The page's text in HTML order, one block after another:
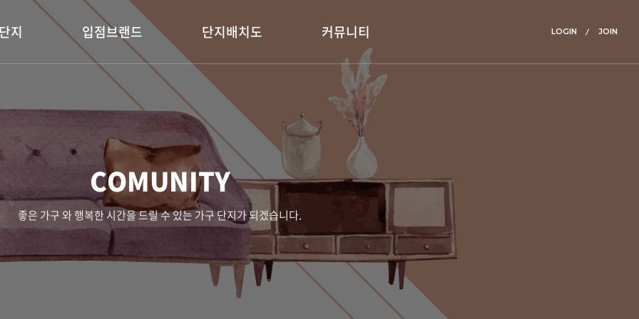
LOGIN JOIN
지 입점브랜드 단지배치도 커뮤니티
COMUNITY
좋은 가구 와 행복한 시간을 드릴 수 있는 가구 단지가 되겠습니다.